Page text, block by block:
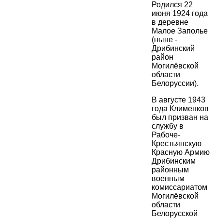
Родился 22
июня 1924 года
в деревне
Малое Заполье
(ныне -
Дрибинский
район
Могилёвской
области
Белоруссии).
В августе 1943
года Клименков
был призван на
службу в
Рабоче-
Крестьянскую
Красную Армию
Дрибинским
районным
военным
комиссариатом
Могилёвской
области
Белорусской